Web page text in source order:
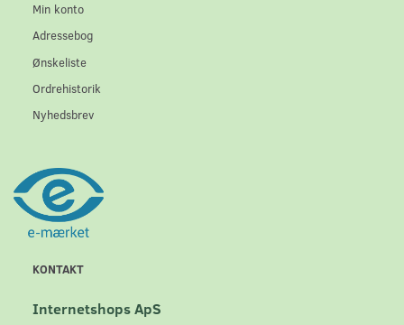
Min konto
Adressebog
Ønskeliste
Ordrehistorik
Nyhedsbrev
KONTAKT
Internetshops ApS